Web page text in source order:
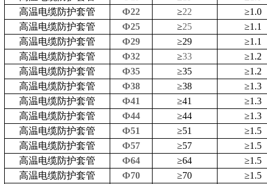
高温电缆防护套管
Ф22 ≥22 ≥1.0
高温电缆防护套管
Ф25 ≥25 ≥1.1
高温电缆防护套管
Ф29 ≥29 ≥1.1
高温电缆防护套管
Ф32 ≥33 ≥1.2
高温电缆防护套管
Ф35 ≥35 ≥1.2
高温电缆防护套管
Ф38 ≥38 ≥1.3
高温电缆防护套管
Ф41 ≥41 ≥1.3
高温电缆防护套管
Ф44 ≥44 ≥1.3
高温电缆防护套管
Ф51 ≥51 ≥1.5
高温电缆防护套管
Ф57 ≥57 ≥1.5
高温电缆防护套管
Ф64 ≥64 ≥1.5
高温电缆防护套管
Ф70 ≥70 ≥1.5